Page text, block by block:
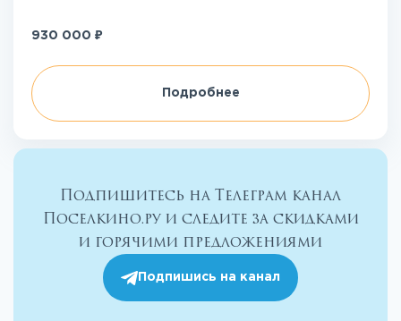
930 000 ₽
Подробнее
Подпишитесь на Телеграм канал
Поселкино.ру и следите за скидками
и горячими предложениями
Подпишись на канал